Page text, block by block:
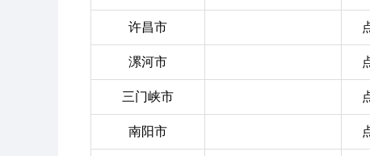
许昌市
漯河市
三门峡市
南阳市